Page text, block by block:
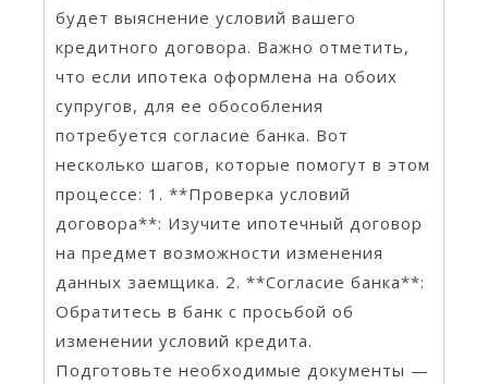
будет выяснение условий вашего
кредитного договора. Важно отметить,
что если ипотека оформлена на обоих
супругов, для ее обособления
потребуется согласие банка. Вот
несколько шагов, которые помогут в этом
процессе: 1. **Проверка условий
договора**: Изучите ипотечный договор
на предмет возможности изменения
данных заемщика. 2. **Согласие банка**:
Обратитесь в банк с просьбой об
изменении условий кредита.
Подготовьте необходимые документы —